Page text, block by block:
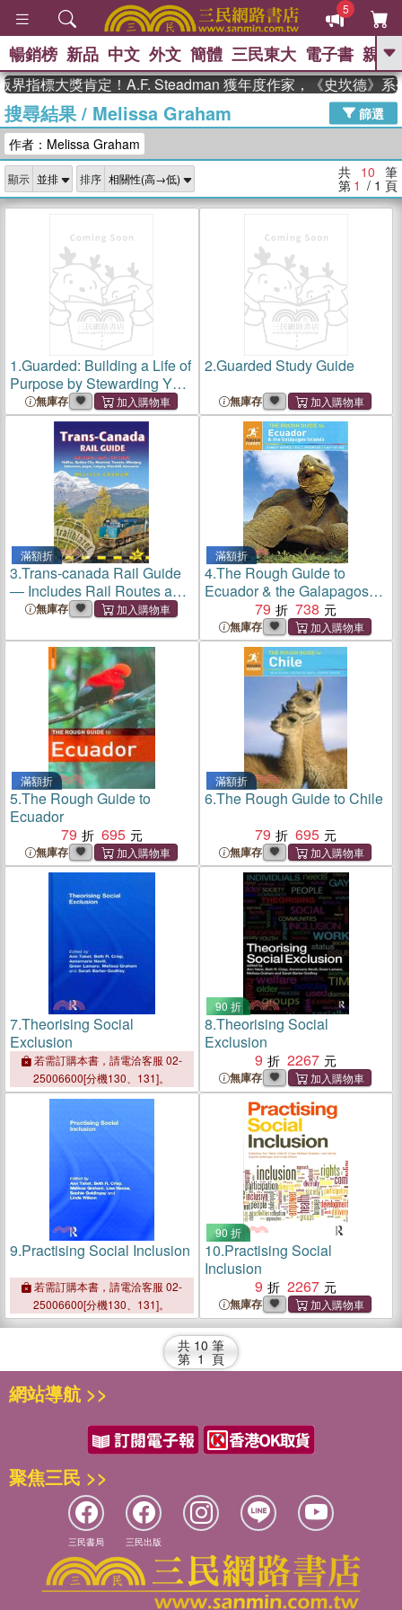
5
GO
熱搜： 東野圭吾 高希均教授回憶錄
、 The Odyssey 、 父親節 、 如果歷
獎 臺灣漫遊錄 、 方念華 、 台灣的李
登輝時代
數學女孩：黎曼猜想 、
偉大的迷走神經
暢銷榜 新品 中文 外文 簡體 三民東大 電子書 親子
指標大獎肯定！A.F. Steadman 獲年度作家，《史坎德》系
搜尋結果/ Melissa Graham
篩選
作者：Melissa Graham
顯示 排序 共 10 筆
第 1 / 1 頁
1.Guarded: Building a Life of
Purpose by Stewarding Your
Heart Well
無庫存
2.Guarded Study Guide
無庫存
滿額折
3.Trans-canada Rail Guide
― Includes Rail Routes and
Maps Plus Guides to 10
無庫存
滿額折
4.The Rough Guide to
Ecuador & the Galapagos
79 738
無庫存
滿額折
5.The Rough Guide to
Ecuador
79
695
無庫存
滿額折
6.The Rough Guide to Chile
79
695
無庫存
7.Theorising Social
Exclusion
若需訂購本書，請電洽客服 02-
25006600[分機130、131]。
90 折
8.Theorising Social
Exclusion
9
2267
無庫存
9.Practising Social Inclusion
若需訂購本書，請電洽客服 02-
25006600[分機130、131]。
90 折
10.Practising Social
Inclusion
9
2267
無庫存
共 10 筆
第 1 頁
網站導航 >>
聚焦三民 >>
三民書局 三民出版